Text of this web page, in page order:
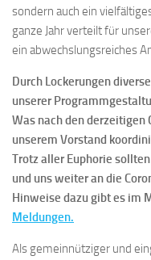
sondern auch ein
ganze Jahr verteilt für
ein abwechslungsreiches
Durch Lockerungen
unserer
Was nach den derzeitigen
unserem Vorstand
Trotz aller Euphorie
und uns weiter an die
Hinweise dazu gibt es im
Meldungen.
Als gemeinnütziger und